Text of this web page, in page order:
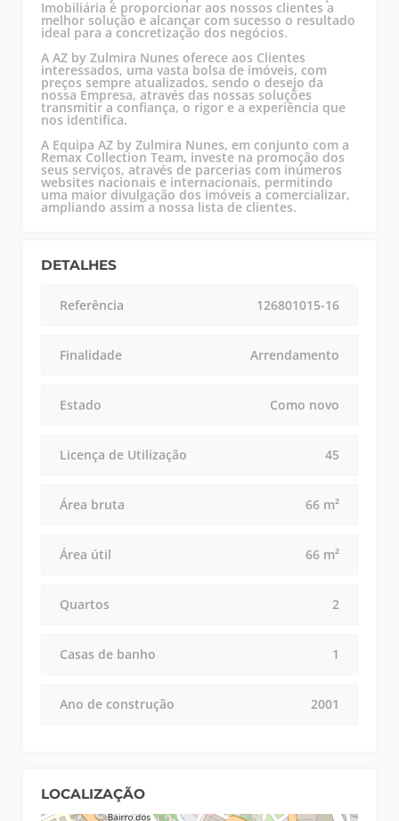
Imobiliária é proporcionar aos nossos clientes a
melhor solução e alcançar com sucesso o resultado
ideal para a concretização dos negócios.
A AZ by Zulmira Nunes oferece aos Clientes
interessados, uma vasta bolsa de imóveis, com
preços sempre atualizados, sendo o desejo da
nossa Empresa, através das nossas soluções
transmitir a confiança, o rigor e a experiência que
nos identifica.
A Equipa AZ by Zulmira Nunes, em conjunto com a
Remax Collection Team, investe na promoção dos
seus serviços, através de parcerias com inúmeros
websites nacionais e internacionais, permitindo
uma maior divulgação dos imóveis a comercializar,
ampliando assim a nossa lista de clientes.
DETALHES
Referência 126801015-16
Finalidade Arrendamento
Estado Como novo
Licença de Utilização 45
Área bruta 66 m²
Área útil 66 m²
Quartos 2
Casas de banho 1
Ano de construção 2001
LOCALIZAÇÃO